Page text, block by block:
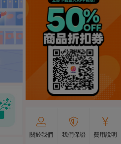
關於我們 我們保證 費用說明